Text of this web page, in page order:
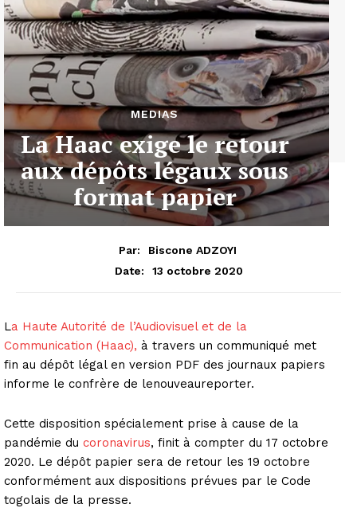
MEDIAS
La Haac exige le retour
aux dépôts légaux sous
format papier
Par:
Biscone ADZOYI
Date:
13 octobre 2020
La Haute Autorité de l’Audiovisuel et de la
Communication (Haac), à travers un communiqué met
fin au dépôt légal en version PDF des journaux papiers
informe le confrère de lenouveaureporter.
Cette disposition spécialement prise à cause de la
pandémie du coronavirus, finit à compter du 17 octobre
2020. Le dépôt papier sera de retour les 19 octobre
conformément aux dispositions prévues par le Code
togolais de la presse.